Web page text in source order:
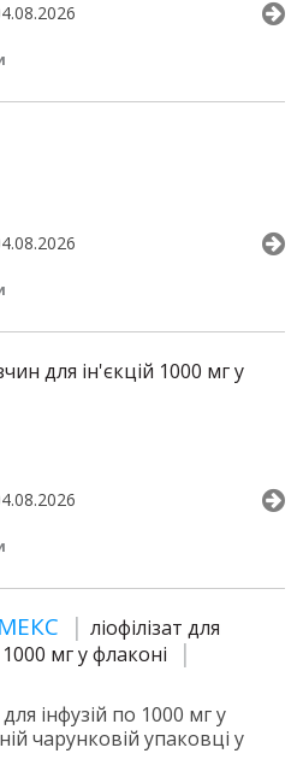
для ін'єкцій 1000 мг у
ліофілізат для
мг у флаконі
інфузій по 1000 мг у
чарунковій упаковці у